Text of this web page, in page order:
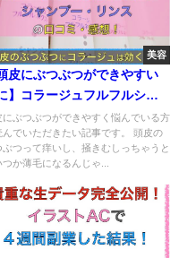
美容
皮にぶつぶつができやすい
】コラージュフルフルシャ
ー・リンスの口コミ・感
にぶつぶつができやすく悩んでいる方
んでいただきたい記事です。 頭皮の
ぶつって痒いし、掻きむしっちゃうと
つか薄毛になるんじゃ...